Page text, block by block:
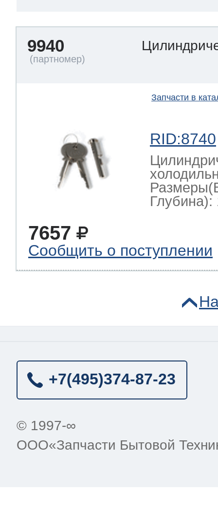
9940
Запчасти в
RID:8740
Глубина):
7657
Сообщить о поступлении
+7(495)374-87-23
© 1997-∞
ООО«Запчасти Бытовой